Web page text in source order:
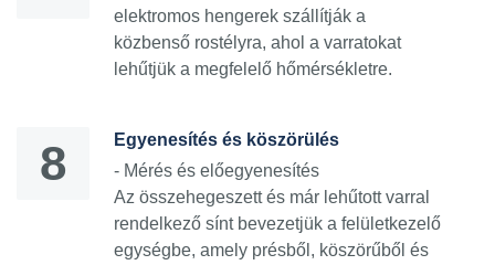
elektromos hengerek szállítják a
közbenső rostélyra, ahol a varratokat
lehűtjük a megfelelő hőmérsékletre.
Egyenesítés és köszörülés
- Mérés és előegyenesítés
Az összehegeszett és már lehűtott varral
rendelkező sínt bevezetjük a felületkezelő
egységbe, amely présből, köszörűből és